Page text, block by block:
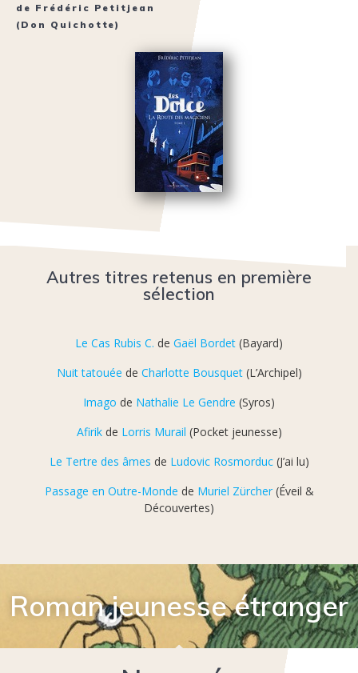
de Frédéric Petitjean
(Don Quichotte)
Autres titres retenus en première
sélection
Le Cas Rubis C. de Gaël Bordet (Bayard)
Nuit tatouée de Charlotte Bousquet(L’Archipel)
Imago de Nathalie Le Gendre (Syros)
Afirikde Lorris Murail (Pocket jeunesse)
Le Tertre des âmes de Ludovic Rosmorduc(J’ai lu)
Passage en Outre-Monde de Muriel Zürcher(Éveil &
Découvertes)
Roman jeunesse étranger